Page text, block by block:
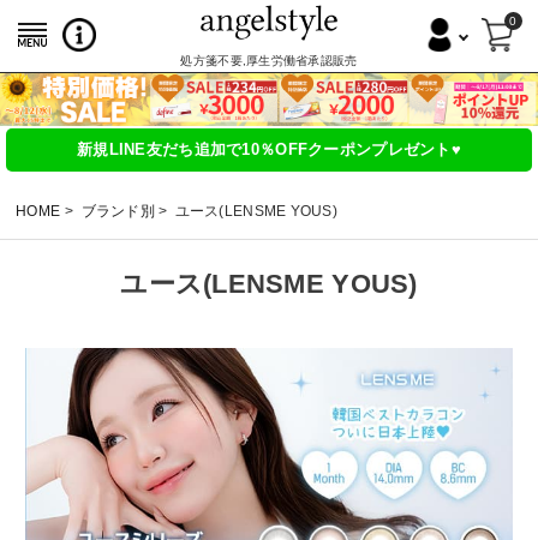
処方箋不要,厚生労働省承認販売
0
新規LINE友だち追加で10％OFFクーポンプレゼント♥
HOME ブランド別 ユース(LENSME YOUS)
ユース(LENSME YOUS)